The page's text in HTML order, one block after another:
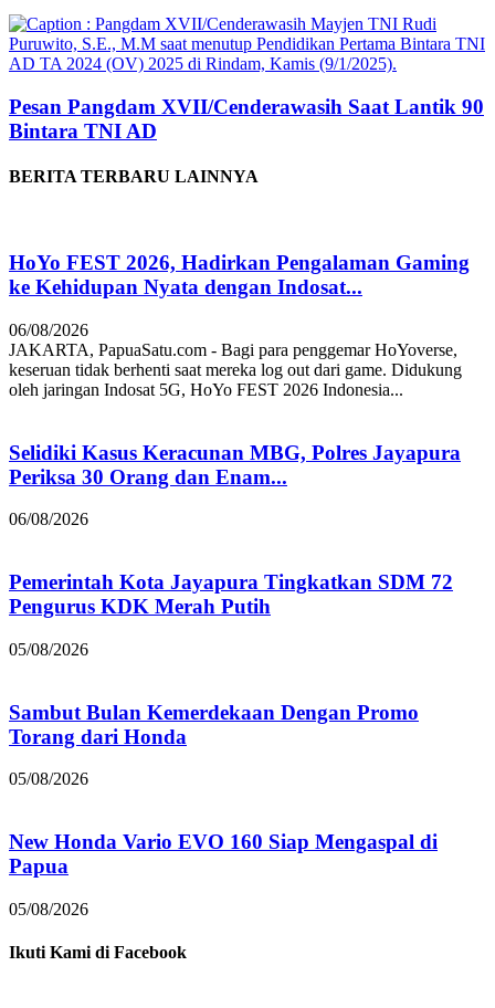
Pesan Pangdam XVII/Cenderawasih Saat Lantik 90
Bintara TNI AD
BERITA TERBARU LAINNYA
HoYo FEST 2026, Hadirkan Pengalaman Gaming
ke Kehidupan Nyata dengan Indosat...
06/08/2026
JAKARTA, PapuaSatu.com - Bagi para penggemar HoYoverse,
keseruan tidak berhenti saat mereka log out dari game. Didukung
oleh jaringan Indosat 5G, HoYo FEST 2026 Indonesia...
Selidiki Kasus Keracunan MBG, Polres Jayapura
Periksa 30 Orang dan Enam...
06/08/2026
Pemerintah Kota Jayapura Tingkatkan SDM 72
Pengurus KDK Merah Putih
05/08/2026
Sambut Bulan Kemerdekaan Dengan Promo
Torang dari Honda
05/08/2026
New Honda Vario EVO 160 Siap Mengaspal di
Papua
05/08/2026
Ikuti Kami di Facebook